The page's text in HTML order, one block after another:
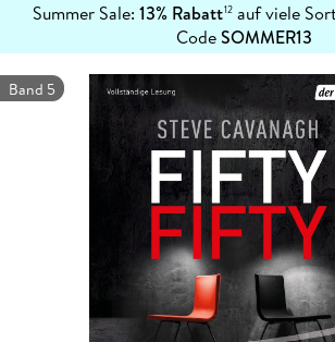
Summer Sale: 13% Rabatt12auf viele
CodeSOMMER13
erfahren
Band 5